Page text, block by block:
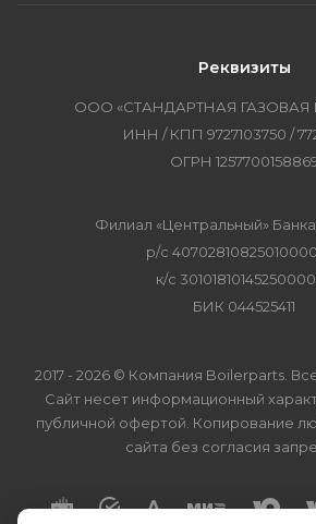
Реквизиты
ООО «СТАНДАРТНАЯ
ИНН / КПП 9727103750 /
ОГРН
Филиал «Центральный»
р/с
к/с
БИК 044525411
2017 - 2026 © Компания Boilerparts.
Сайт несет информационный
публичной офертой. Копирование
сайта без согласия